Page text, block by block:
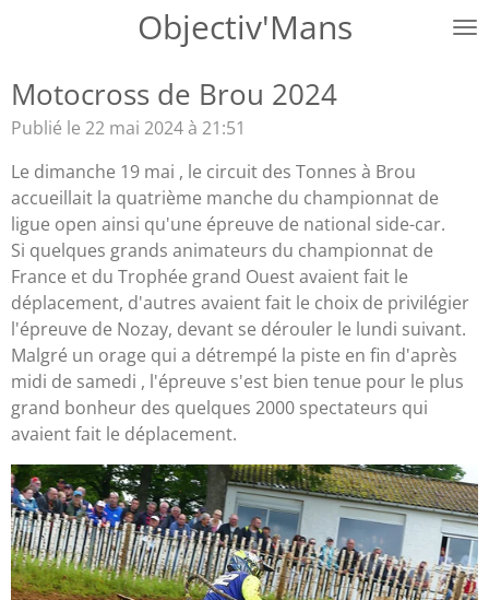
principal
Objectiv'Mans
Motocross de Brou 2024
Publié le 22 mai 2024 à 21:51
Le dimanche 19 mai , le circuit des Tonnes à Brou
accueillait la quatrième manche du championnat de
ligue open ainsi qu'une épreuve de national side-car.
Si quelques grands animateurs du championnat de
France et du Trophée grand Ouest avaient fait le
déplacement, d'autres avaient fait le choix de privilégier
l'épreuve de Nozay, devant se dérouler le lundi suivant.
Malgré un orage qui a détrempé la piste en fin d'après
midi de samedi , l'épreuve s'est bien tenue pour le plus
grand bonheur des quelques 2000 spectateurs qui
avaient fait le déplacement.